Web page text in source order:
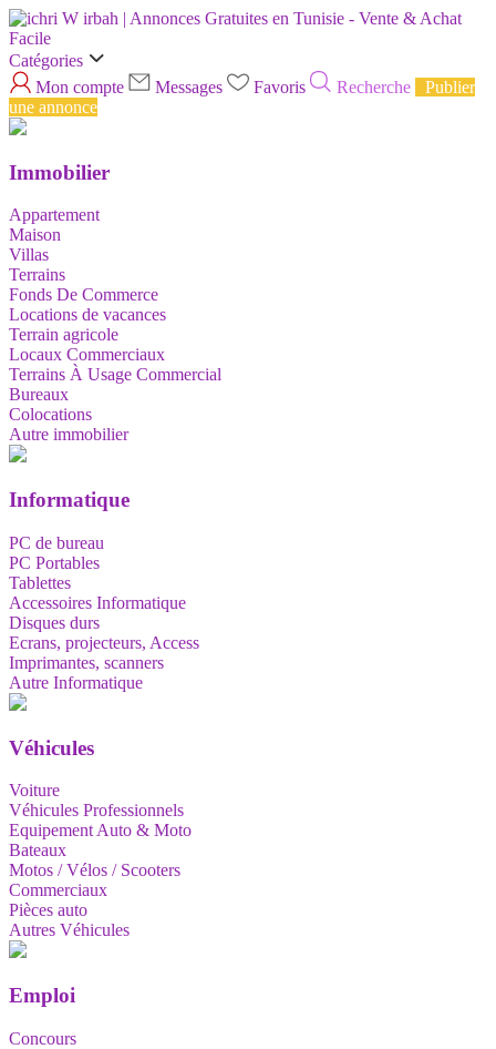
Catégories
Mon compte
Messages Favoris Recherche
Publier
une annonce
Immobilier
Appartement
Maison
Villas
Terrains
Fonds De Commerce
Locations de vacances
Terrain agricole
Locaux Commerciaux
Terrains À Usage Commercial
Bureaux
Colocations
Autre immobilier
Informatique
PC de bureau
PC Portables
Tablettes
Accessoires Informatique
Disques durs
Ecrans, projecteurs, Access
Imprimantes, scanners
Autre Informatique
Véhicules
Voiture
Véhicules Professionnels
Equipement Auto & Moto
Bateaux
Motos / Vélos / Scooters
Commerciaux
Pièces auto
Autres Véhicules
Emploi
Concours